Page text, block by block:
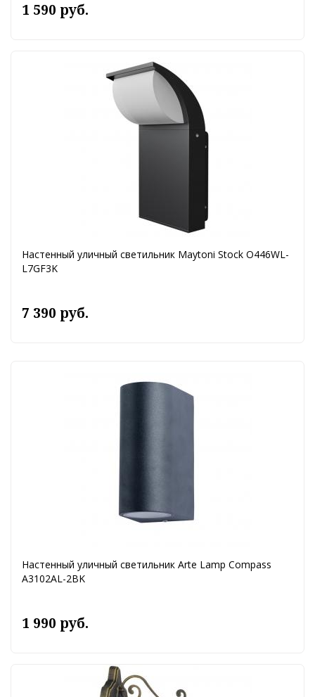
1 590 руб.
Настенный уличный светильник Maytoni Stock O446WL-
L7GF3K
7 390 руб.
Настенный уличный светильник Arte Lamp Compass
A3102AL-2BK
1 990 руб.